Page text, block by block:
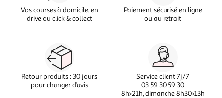
Vos courses à domicile, en
drive ou click & collect
Paiement sécurisé en ligne
ou au retrait
Retour produits : 30 jours
pour changer d’avis
Service client 7j/7
03 59 30 59 30
8h>21h, dimanche 8h30>13h